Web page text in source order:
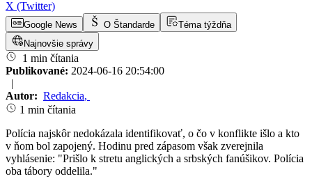
X (Twitter)
Google News O Štandarde
Téma týždňa
Najnovšie správy
1 min čítania
Publikované: 2024-06-16 20:54:00
|
Autor: Redakcia,
1 min čítania
Polícia najskôr nedokázala identifikovať, o čo v konflikte išlo a kto
v ňom bol zapojený. Hodinu pred zápasom však zverejnila
vyhlásenie: "Prišlo k stretu anglických a srbských fanúšikov. Polícia
oba tábory oddelila."